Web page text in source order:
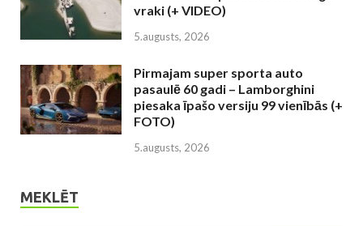
vraki (+ VIDEO)
5.augusts, 2026
Pirmajam super sporta auto
pasaulē 60 gadi – Lamborghini
piesaka īpašo versiju 99 vienībās (+
FOTO)
5.augusts, 2026
MEKLĒT